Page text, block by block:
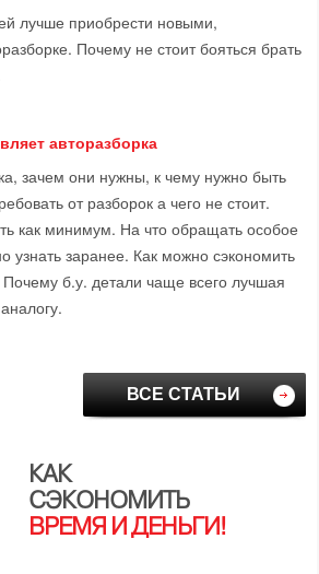
лучше приобрести новыми,
Почему не стоит бояться брать
авторазборка
зачем они нужны, к чему нужно быть
от разборок а чего не стоит.
как минимум. На что обращать особое
узнать заранее. Как можно сэкономить
б.у. детали чаще всего лучшая
ВСЕ СТАТЬИ
КАК
СЭКОНОМИТЬ
ВРЕМЯ И ДЕНЬГИ!